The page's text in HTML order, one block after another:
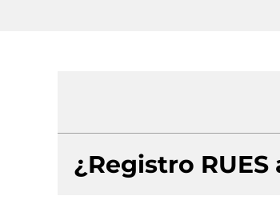
¿Registro RUES